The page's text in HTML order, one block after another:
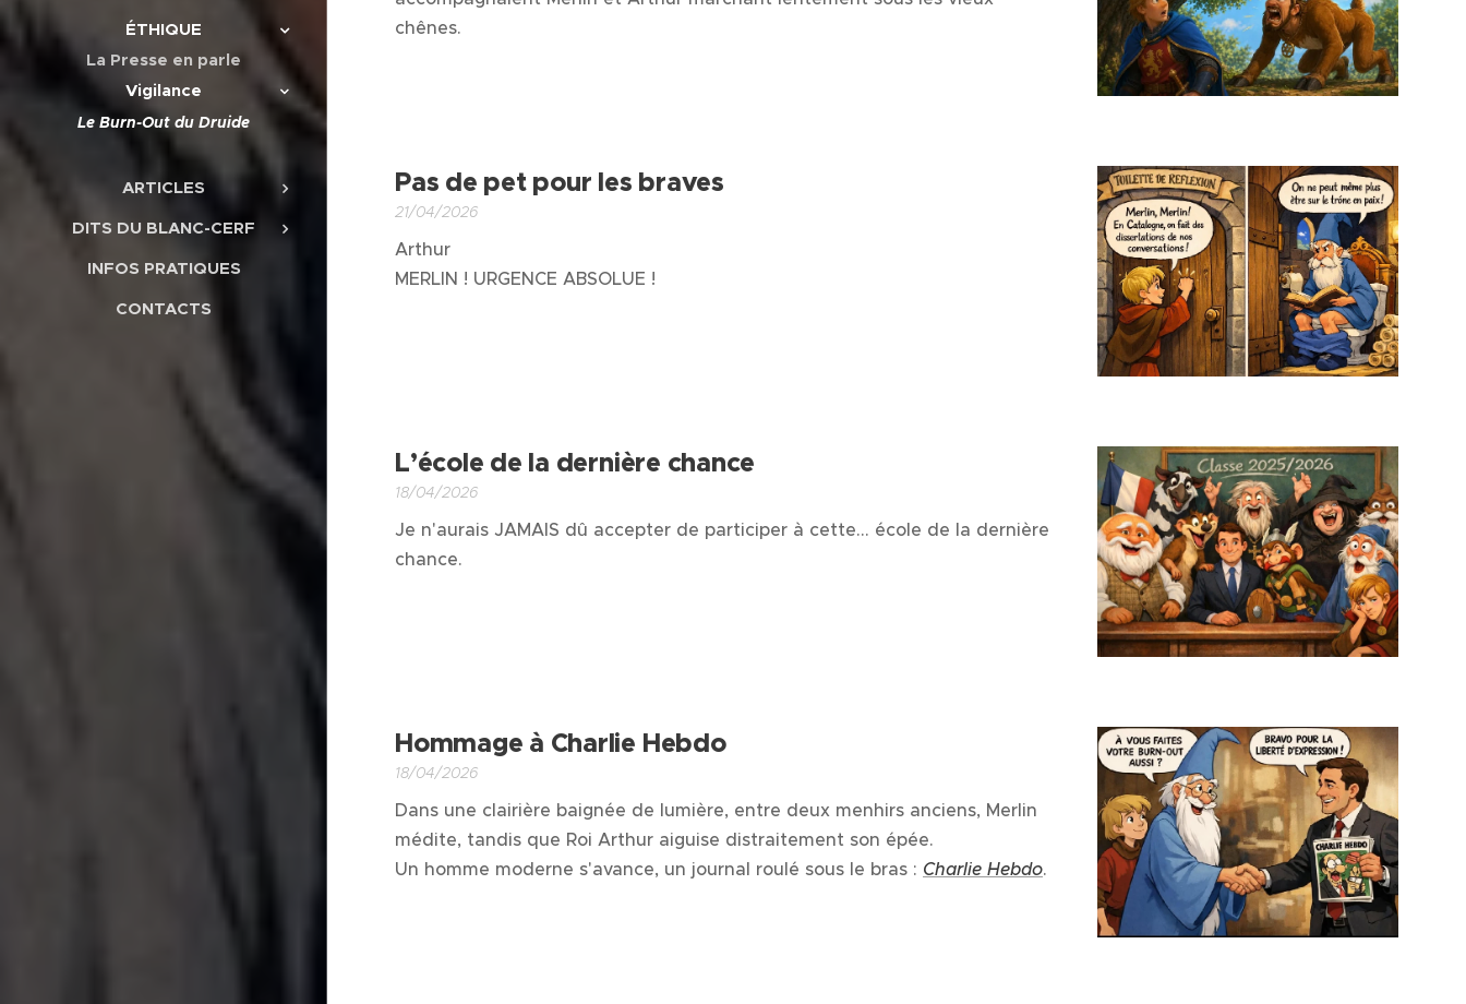
ÉTHIQUE
La Presse en parle
Vigilance
Le Burn-Out du Druide
ARTICLES
DITS DU BLANC-CERF
INFOS PRATIQUES
CONTACTS
chênes.
Pas de pet pour les braves
21/04/2026
Arthur
MERLIN ! URGENCE ABSOLUE !
L’école de la dernière chance
18/04/2026
Je n'aurais JAMAIS dû accepter de participer à cette… école de la dernière
chance.
Hommage à Charlie Hebdo
18/04/2026
Dans une clairière baignée de lumière, entre deux menhirs anciens, Merlin
médite, tandis que Roi Arthur aiguise distraitement son épée.
Un homme moderne s'avance, un journal roulé sous le bras : Charlie Hebdo.